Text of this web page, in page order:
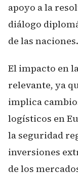
apoyo a la
diálogo
de las naciones.
El impacto en
relevante, ya
implica
logísticos en
la seguridad
inversiones
de los